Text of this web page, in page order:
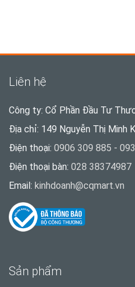
Liên hệ
Công ty: Cổ Phần Đầu Tư
Địa chỉ: 149 Nguyễn Thị Minh
Điện thoại: 0906 309 885 -
Điện thoại bàn: 028 38374987
Email: kinhdoanh@cqmart.vn
Sản phẩm